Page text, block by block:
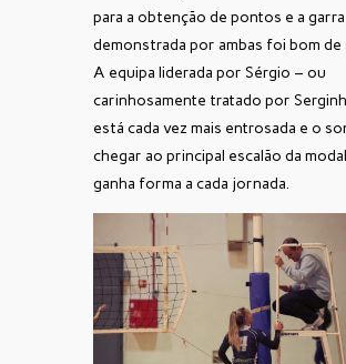
para a obtenção de pontos e a garra
demonstrada por ambas foi bom de
A equipa liderada por Sérgio – ou
carinhosamente tratado por
está cada vez mais entrosada e o
chegar ao principal escalão da
ganha forma a cada jornada.